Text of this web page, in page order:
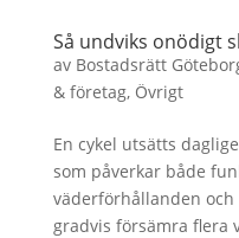
Så undviks onödigt
av Bostadsrätt
& företag, Övrigt
En cykel utsätts
som påverkar både
väderförhållanden
gradvis försämra flera